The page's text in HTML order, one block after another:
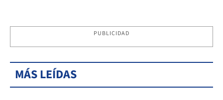
PUBLICIDAD
MÁS LEÍDAS